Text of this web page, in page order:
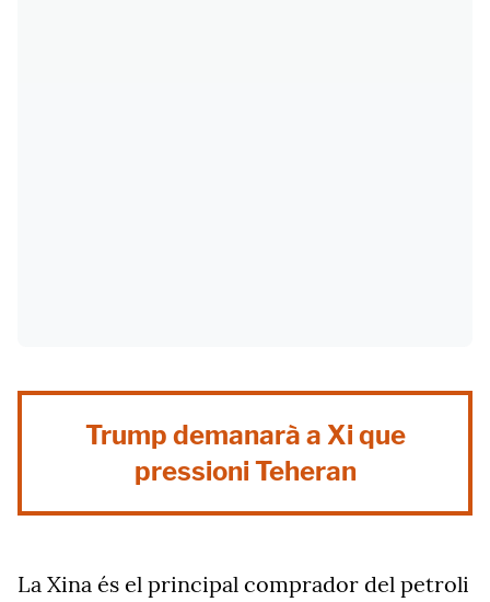
Trump demanarà a Xi que
pressioni Teheran
La Xina és el principal comprador del petroli